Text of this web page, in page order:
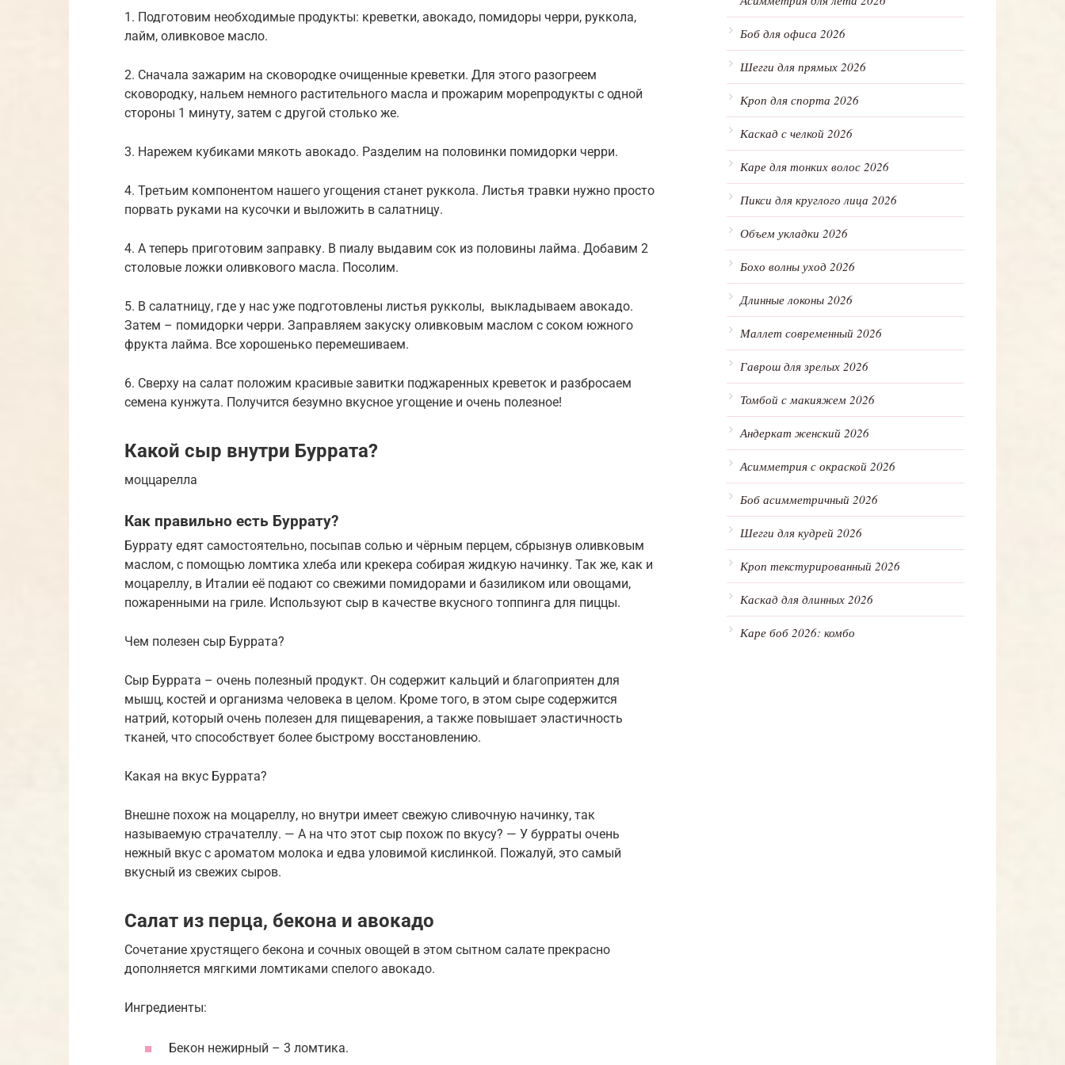
1. Подготовим необходимые продукты: креветки, авокадо, помидоры черри, руккола,
лайм, оливковое масло.
2. Сначала зажарим на сковородке очищенные креветки. Для этого разогреем
сковородку, нальем немного растительного масла и прожарим морепродукты с одной
стороны 1 минуту, затем с другой столько же.
3. Нарежем кубиками мякоть авокадо. Разделим на половинки помидорки черри.
4. Третьим компонентом нашего угощения станет руккола. Листья травки нужно просто
порвать руками на кусочки и выложить в салатницу.
4. А теперь приготовим заправку. В пиалу выдавим сок из половины лайма. Добавим 2
столовые ложки оливкового масла. Посолим.
5. В салатницу, где у нас уже подготовлены листья рукколы, выкладываем авокадо.
Затем – помидорки черри. Заправляем закуску оливковым маслом с соком южного
фрукта лайма. Все хорошенько перемешиваем.
6. Сверху на салат положим красивые завитки поджаренных креветок и разбросаем
семена кунжута. Получится безумно вкусное угощение и очень полезное!
Какой сыр внутри Буррата?
моццарелла
Как правильно есть Буррату?
Буррату едят самостоятельно, посыпав солью и чёрным перцем, сбрызнув оливковым
маслом, с помощью ломтика хлеба или крекера собирая жидкую начинку. Так же, как и
моцареллу, в Италии её подают со свежими помидорами и базиликом или овощами,
пожаренными на гриле. Используют сыр в качестве вкусного топпинга для пиццы.
Чем полезен сыр Буррата?
Сыр Буррата – очень полезный продукт. Он содержит кальций и благоприятен для
мышц, костей и организма человека в целом. Кроме того, в этом сыре содержится
натрий, который очень полезен для пищеварения, а также повышает эластичность
тканей, что способствует более быстрому восстановлению.
Какая на вкус Буррата?
Внешне похож на моцареллу, но внутри имеет свежую сливочную начинку, так
называемую страчателлу. — А на что этот сыр похож по вкусу? — У бурраты очень
нежный вкус с ароматом молока и едва уловимой кислинкой. Пожалуй, это самый
вкусный из свежих сыров.
Салат из перца, бекона и авокадо
Сочетание хрустящего бекона и сочных овощей в этом сытном салате прекрасно
дополняется мягкими ломтиками спелого авокадо.
Ингредиенты:
Бекон нежирный – 3 ломтика.
Боб для офиса 2026
Шегги для прямых 2026
Кроп для спорта 2026
Каскад с челкой 2026
Каре для тонких волос 2026
Пикси для круглого лица 2026
Объем укладки 2026
Бохо волны уход 2026
Длинные локоны 2026
Маллет современный 2026
Гаврош для зрелых 2026
Томбой с макияжем 2026
Андеркат женский 2026
Асимметрия с окраской 2026
Боб асимметричный 2026
Шегги для кудрей 2026
Кроп текстурированный 2026
Каскад для длинных 2026
Каре боб 2026: комбо